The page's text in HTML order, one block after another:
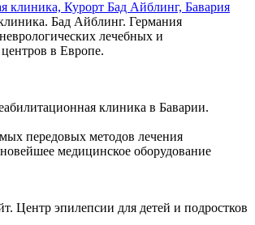
Бад Айблинг. Германия
лечебных и
в Европе.
клиника в Баварии.
передовых методов лечения
медицинское оборудование
Центр эпилепсии для детей и подростков